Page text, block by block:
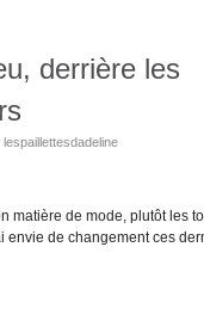
derrière les
lespaillettesdadeline
matière de mode, plutôt les
envie de changement ces